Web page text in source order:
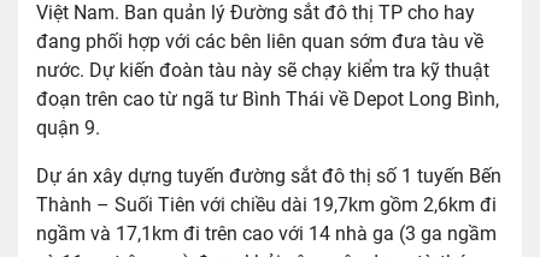
Việt Nam. Ban quản lý Đường sắt đô thị TP cho hay
đang phối hợp với các bên liên quan sớm đưa tàu về
nước. Dự kiến đoàn tàu này sẽ chạy kiểm tra kỹ thuật
đoạn trên cao từ ngã tư Bình Thái về Depot Long Bình,
quận 9.
Dự án xây dựng tuyến đường sắt đô thị số 1 tuyến Bến
Thành – Suối Tiên với chiều dài 19,7km gồm 2,6km đi
ngầm và 17,1km đi trên cao với 14 nhà ga (3 ga ngầm